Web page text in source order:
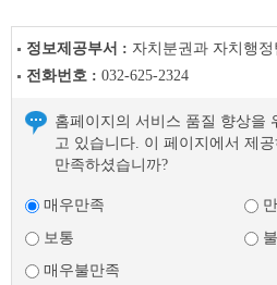
정보제공부서 : 자치분권과 자치행정
전화번호 : 032-625-2324
홈페이지의 서비스 품질 향상을
고 있습니다. 이 페이지에서 제
만족하셨습니까?
매우만족
보통
매우불만족